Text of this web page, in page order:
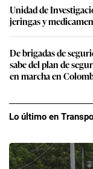
Unidad de
jeringas y
De brigadas de
sabe del plan de
en marcha en
Lo último en